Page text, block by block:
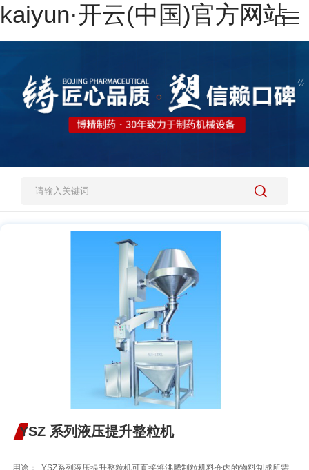
kaiyun·开云(中国)官方网站
网站kaiyun·开云(中国)官方网站
施工案例
人才招聘
kaiyun·开云(中国)官方网站-kaiyun.com
YSZ 系列液压提升整粒机
用途： YSZ系列液压提升整粒机可直接将沸腾制粒机料仓内的物料制成所需